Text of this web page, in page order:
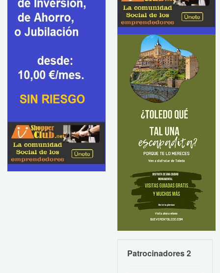
Patrocinadores 2